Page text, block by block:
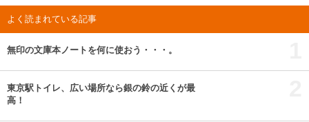
よく読まれている記事
無印の文庫本ノートを何に使おう・・・。
東京駅トイレ、広い場所なら銀の鈴の近くが最
高！